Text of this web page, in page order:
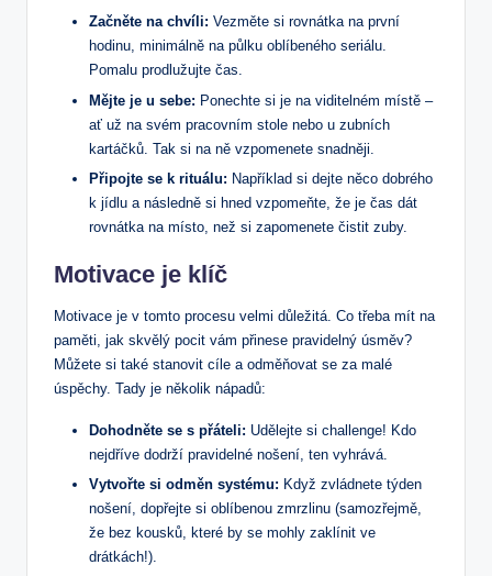
Začněte na chvíli: Vezměte si rovnátka na první
hodinu, minimálně na půlku oblíbeného seriálu.
Pomalu prodlužujte čas.
Mějte je u sebe: Ponechte si je na viditelném místě –
ať už na svém pracovním stole nebo u zubních
kartáčků. Tak si na ně vzpomenete snadněji.
Připojte se k rituálu: Například si dejte něco dobrého
k jídlu a následně si hned vzpomeňte, že je čas dát
rovnátka na místo, než si zapomenete čistit zuby.
Motivace je klíč
Motivace je v tomto procesu velmi důležitá. Co třeba mít na
paměti, jak skvělý pocit vám přinese pravidelný úsměv?
Můžete si také stanovit cíle a odměňovat se za malé
úspěchy. Tady je několik nápadů:
Dohodněte se s přáteli: Udělejte si challenge! Kdo
nejdříve dodrží pravidelné nošení, ten vyhrává.
Vytvořte si odměn systému: Když zvládnete týden
nošení, dopřejte si oblíbenou zmrzlinu (samozřejmě,
že bez kousků, které by se mohly zaklínit ve
drátkách!).